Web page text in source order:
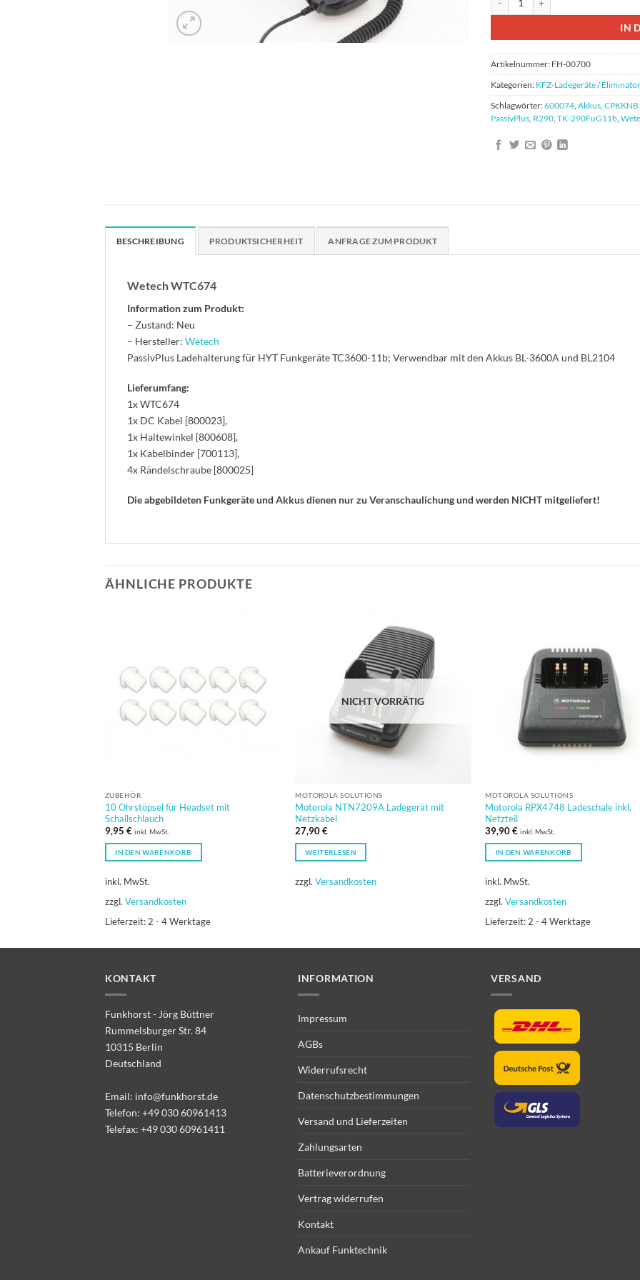
IN
Artikelnummer: FH-00700
Kategorien: KFZ-Ladegerät​​e / Eliminator
Schlagwörter:600074 Akkus
PassivPlus R290 TK-290FuG11b
BESCHREIBUNG PRODUKTSICHERHEIT ANFRAGE ZUM PRODUKT
Wetech WTC674
Information zum Produkt:
– Zustand: Neu
– Hersteller: Wetech
PassivPlus Ladehalterung für HYT Funkgeräte TC3600-11b; Verwendbar mit den Akkus BL-3600A und BL2104
Lieferumfang:
1x WTC674
1x DC Kabel [800023],
1x Haltewinkel [800608],
1x Kabelbinder [700113],
4x Rändelschraube [800025]
Die abgebildeten Funkgeräte und Akkus dienen nur zu Veranschaulichung und werden NICHT mitgeliefert!
ÄHNLICHE PRODUKTE
ZUBEHÖR
10 Ohrstöpsel für Headset mit
Schallschlauch
9,95 € inkl. MwSt.
IN DEN WARENKORB
inkl. MwSt.
zzgl. Versandkosten
Lieferzeit: 2 - 4 Werktage
NICHT VORRÄTIG
MOTOROLA SOLUTIONS
Motorola NTN7209A Ladegerät mit
Netzkabel
27,90€
WEITERLESEN
zzgl.Versandkosten
MOTOROLA SOLUTIONS
Motorola RPX4748 Ladeschale inkl.
Netzteil
39,90€ inkl. MwSt.
IN DEN WARENKORB
inkl. MwSt.
zzgl.Versandkosten
Lieferzeit: 2 - 4 Werktage
KONTAKT
Funkhorst - Jörg Büttner
Rummelsburger Str. 84
10315 Berlin
Deutschland
Email: info@funkhorst.de
Telefon: +49 030 60961413
Telefax: +49 030 60961411
INFORMATION
Impressum
AGBs
Widerrufsrecht
Datenschutzbestimmungen
Versand und Lieferzeiten
Zahlungsarten
Batterieverordnung
Vertrag widerrufen
Kontakt
Ankauf Funktechnik
VERSAND